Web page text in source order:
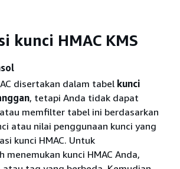
kunci HMAC KMS
disertakan dalam tabel kunci
, tetapi Anda tidak dapat
memfilter tabel ini berdasarkan
atau nilai penggunaan kunci yang
kunci HMAC. Untuk
menemukan kunci HMAC Anda,